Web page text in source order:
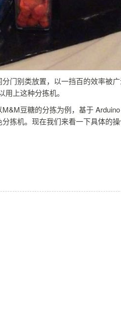
门别类放置，以一挡百的效率被
上这种分拣机。
豆糖的分拣为例，基于 Arduino
拣机。现在我们来看一下具体的操